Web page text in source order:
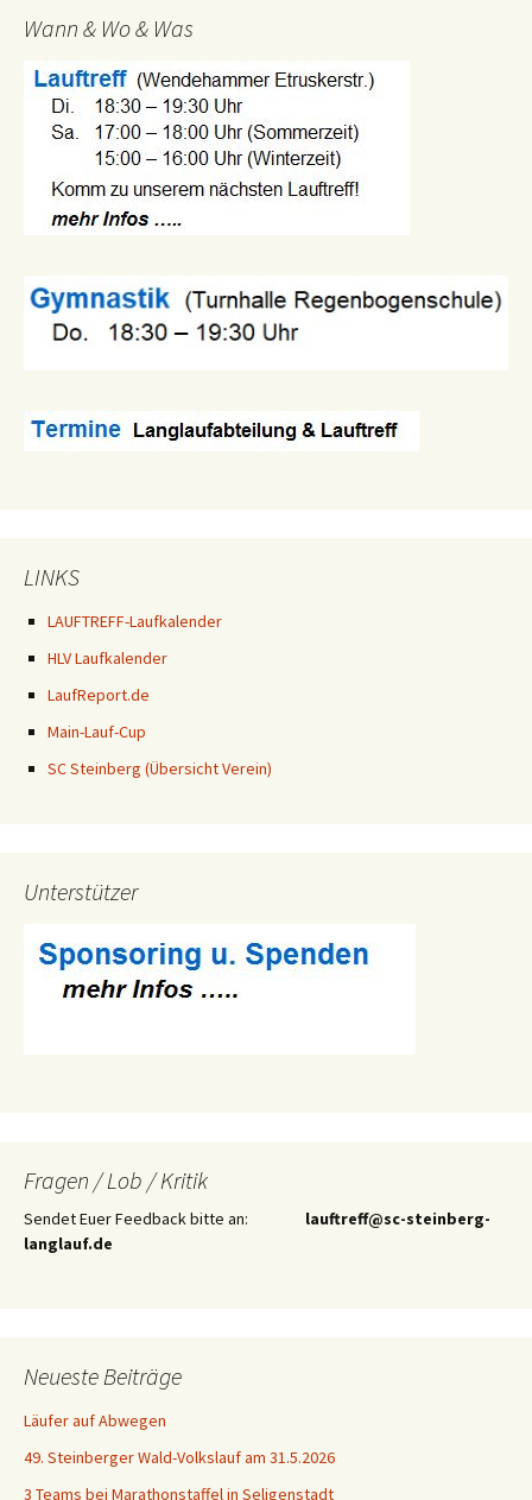
Wann & Wo & Was
LINKS
LAUFTREFF-Laufkalender
HLV Laufkalender
LaufReport.de
Main-Lauf-Cup
SC Steinberg (Übersicht Verein)
Unterstützer
Fragen / Lob / Kritik
Sendet Euer Feedback bitte an: lauftreff@sc-steinberg-
langlauf.de
Neueste Beiträge
Läufer auf Abwegen
49. Steinberger Wald-Volkslauf am 31.5.2026
3 Teams bei Marathonstaffel in Seligenstadt